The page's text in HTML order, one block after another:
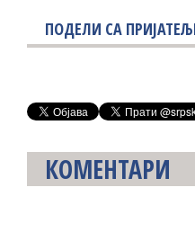
ПОДЕЛИ СА
КОМЕНТАРИ